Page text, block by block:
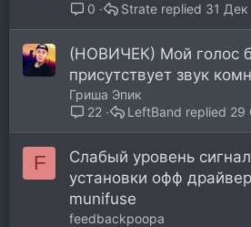
0
31 Дек
Strate
(НОВИЧЕК) Мой голос
присутствует звук
Гриша Эпик
22
29
LeftBand
F
Слабый уровень
установки офф
munifuse
feedbackpoopa